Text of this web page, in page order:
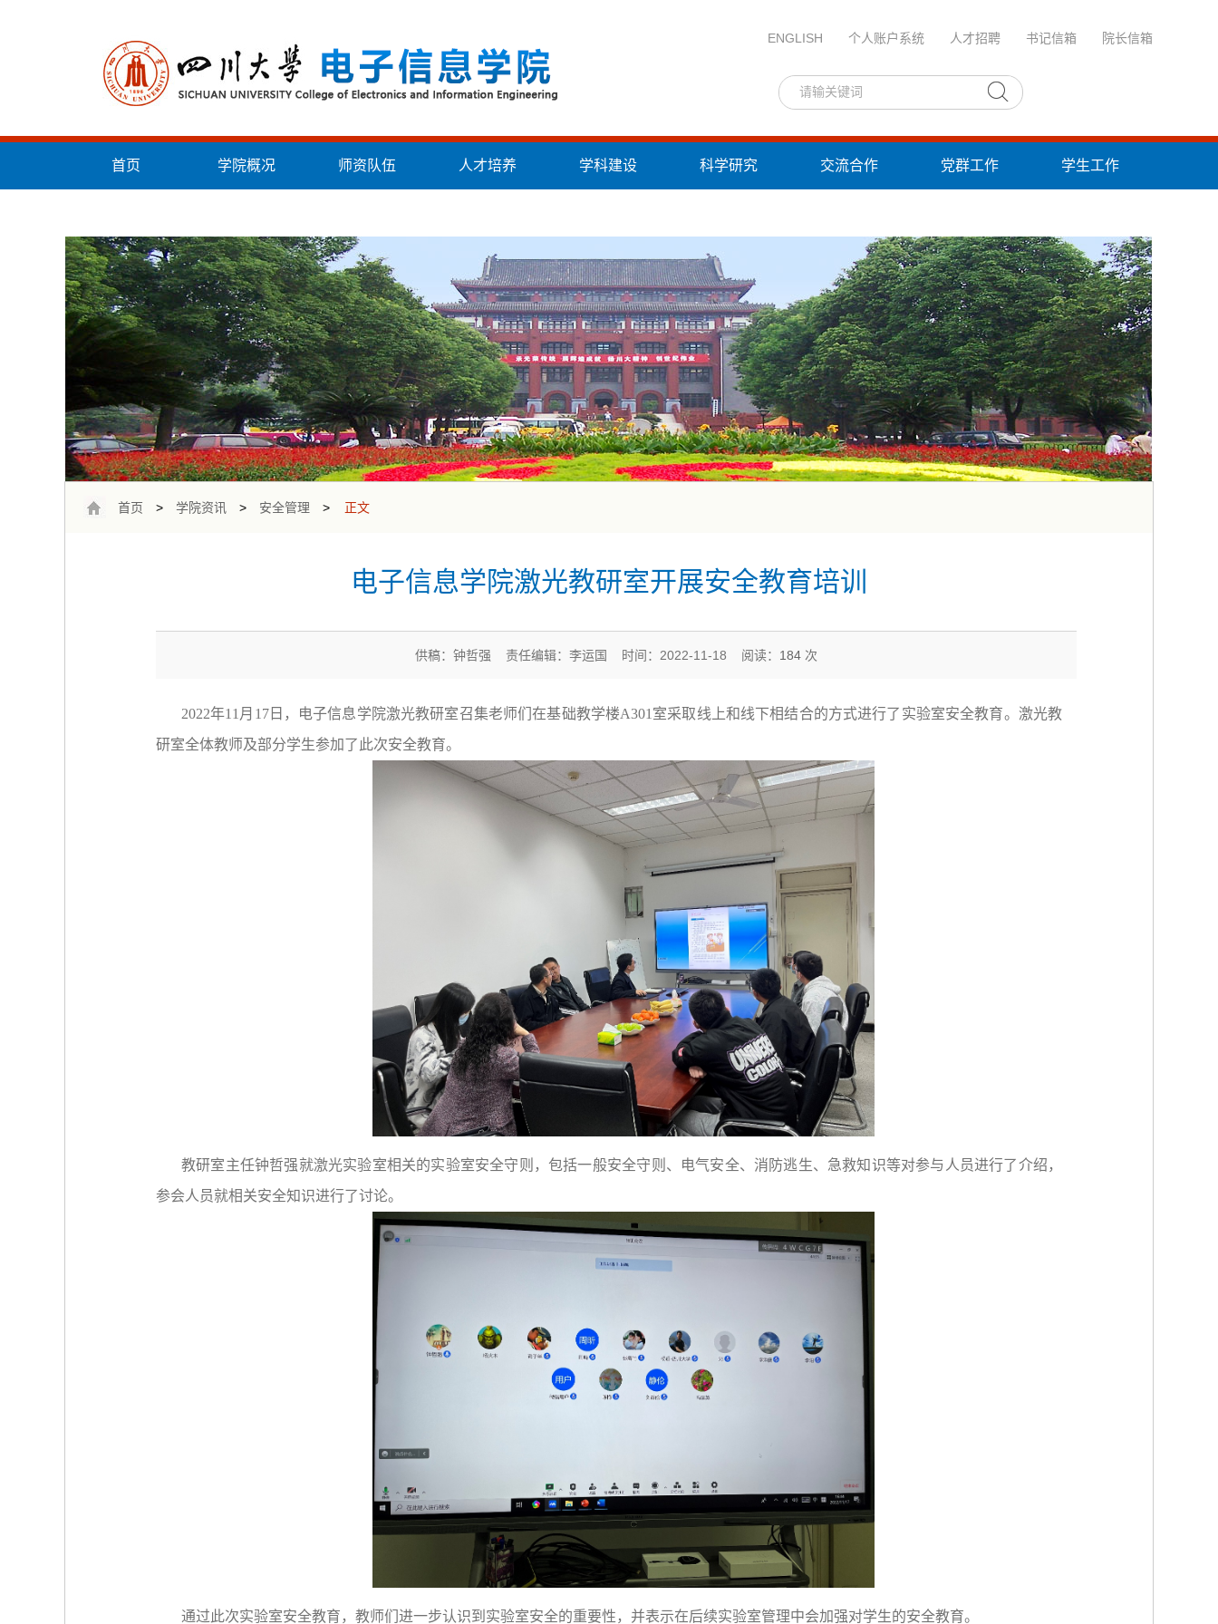
ENGLISH 个人账户系统 人才招聘 书记信箱 院长信箱
首页 学院概况 师资队伍 人才培养 学科建设 科学研究 交流合作 党群工作 学生工作
首页 > 学院资讯 > 安全管理 > 正文
电子信息学院激光教研室开展安全教育培训
供稿：钟哲强 责任编辑：李运国 时间：2022-11-18 阅读： 184 次
2022年11 月 17日，电子信息学院激光教研室召集老师们在基础教学楼A301 室采取线上和线下相结合的方式进行了实验室安全教育。激光教
研室全体教师及部分学生参加了此次安全教育。
教研室主任钟哲强就激光实验室相关的实验室安全守则，包括一般安全守则、电气安全、消防逃生、急救知识等对参与人员进行了介绍，
参会人员就相关安全知识进行了讨论。
通过此次实验室安全教育，教师们进一步认识到实验室安全的重要性，并表示在后续实验室管理中会加强对学生的安全教育。